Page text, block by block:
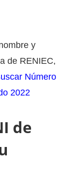
y
de RENIEC,
Número
2022
de